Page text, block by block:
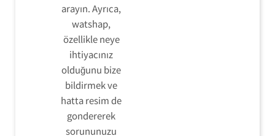
arayın. Ayrıca,
watshap,
özellikle neye
ihtiyacınız
olduğunu bize
bildirmek ve
hatta resim de
gondererek
sorununuzu